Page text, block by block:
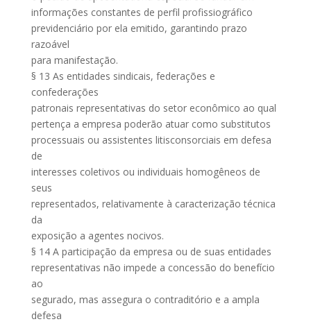
informações constantes de perfil profissiográfico
previdenciário por ela emitido, garantindo prazo
razoável
para manifestação.
§ 13 As entidades sindicais, federações e
confederações
patronais representativas do setor econômico ao qual
pertença a empresa poderão atuar como substitutos
processuais ou assistentes litisconsorciais em defesa
de
interesses coletivos ou individuais homogêneos de
seus
representados, relativamente à caracterização técnica
da
exposição a agentes nocivos.
§ 14 A participação da empresa ou de suas entidades
representativas não impede a concessão do benefício
ao
segurado, mas assegura o contraditório e a ampla
defesa